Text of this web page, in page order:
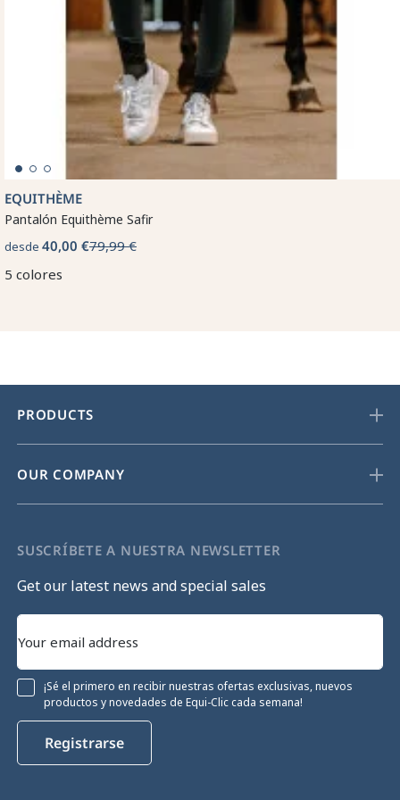
EQUITHÈME
Pantalón Equithème Safir
desde 40,00 €79,99 €
5 colores
PRODUCTS
OUR COMPANY
SUSCRÍBETE A NUESTRA NEWSLETTER
Get our latest news and special sales
¡Sé el primero en recibir nuestras ofertas exclusivas, nuevos
productos y novedades de Equi-Clic cada semana!
Registrarse